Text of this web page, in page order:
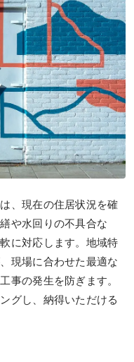
、現在の住居状況を確
や水回りの不具合な
に対応します。地域特
現場に合わせた最適な
事の発生を防ぎます。
グし、納得いただける